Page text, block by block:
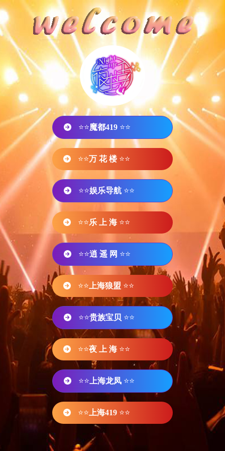
⭐⭐魔都419 ⭐⭐
⭐⭐万 花 楼 ⭐⭐
⭐⭐娱乐导航 ⭐⭐
⭐⭐乐 上 海 ⭐⭐
⭐⭐逍 遥 网 ⭐⭐
⭐⭐ 上海狼盟 ⭐⭐
⭐⭐贵族宝贝 ⭐⭐
⭐⭐夜 上 海 ⭐⭐
⭐⭐ 上海龙凤 ⭐⭐
⭐⭐ 上海419 ⭐⭐